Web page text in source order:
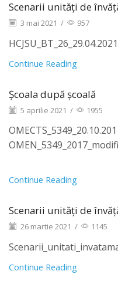
Scenarii unități de
3 mai 2021 / 957
Continue Reading
Școala după școală
5 aprilie 2021 / 1955
Continue Reading
Scenarii unități de
26 martie 2021 / 1145
Continue Reading